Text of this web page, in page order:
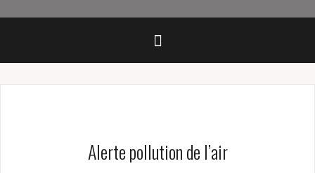
Alerte pollution de l’air